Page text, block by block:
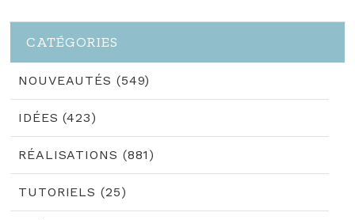
CATÉGORIES
NOUVEAUTÉS (549)
IDÉES (423)
RÉALISATIONS (881)
TUTORIELS (25)